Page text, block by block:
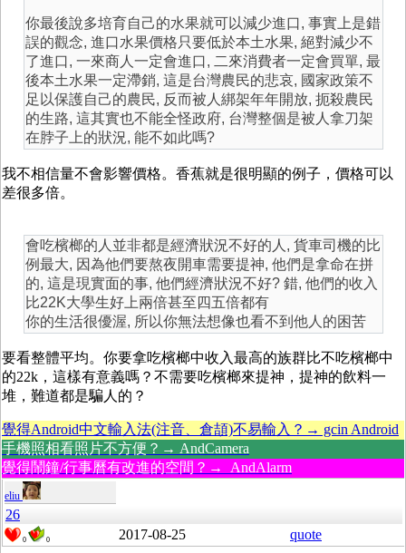
你最後說多培育自己的水果就可以減少進口, 事實上是錯
誤的觀念, 進口水果價格只要低於本土水果, 絕對減少不
了進口, 一來商人一定會進口, 二來消費者一定會買單, 最
後本土水果一定滯銷, 這是台灣農民的悲哀, 國家政策不
足以保護自己的農民, 反而被人綁架年年開放, 扼殺農民
的生路, 這其實也不能全怪政府, 台灣整個是被人拿刀架
在脖子上的狀況, 能不如此嗎?
我不相信量不會影響價格。香蕉就是很明顯的例子，價格可以
差很多倍。
會吃檳榔的人並非都是經濟狀況不好的人, 貨車司機的比
例最大, 因為他們要熬夜開車需要提神, 他們是拿命在拼
的, 這是現實面的事, 他們經濟狀況不好? 錯, 他們的收入
比22K大學生好上兩倍甚至四五倍都有
你的生活很優渥, 所以你無法想像也看不到他人的困苦
要看整體平均。你要拿吃檳榔中收入最高的族群比不吃檳榔中
的22k，這樣有意義嗎？不需要吃檳榔來提神，提神的飲料一
堆，難道都是騙人的？
覺得Android中文輸入法(注音、倉頡)不易輸入？→ gcin Android
手機照相看照片不方便？→ AndCamera
覺得鬧鐘/行事曆有改進的空間？→ AndAlarm
eliu
26
0 0 2017-08-25 quote